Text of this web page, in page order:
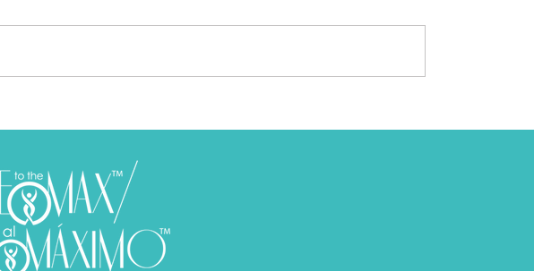
bien”. Esas dos palabras pueden
“vemos la verdad” sobre